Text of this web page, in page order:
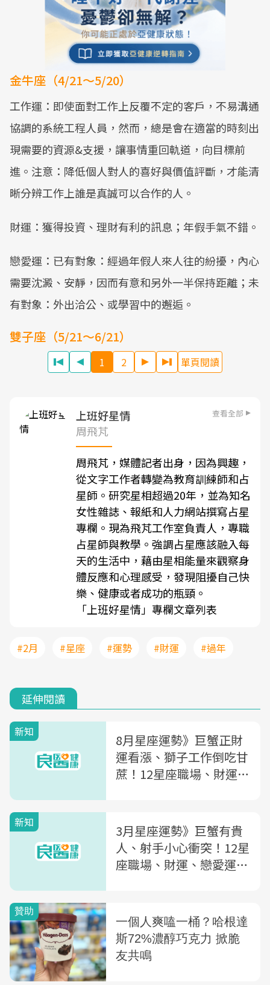
金牛座（4/21～5/20）
工作運：即使面對工作上反覆不定的客戶，不易溝通
協調的系統工程人員，然而，總是會在適當的時刻出
現需要的資源&支援，讓事情重回軌道，向目標前
進。注意：降低個人對人的喜好與價值評斷，才能清
晰分辨工作上誰是真誠可以合作的人。
財運：獲得投資、理財有利的訊息；年假手氣不錯。
戀愛運：已有對象：經過年假人來人往的紛擾，內心
需要沈澱、安靜，因而有意和另外一半保持距離；未
有對象：外出洽公、或學習中的邂逅。
雙子座（5/21～6/21）
1 2 單頁閱讀
上班好星情 查看全部
周飛芃
周飛芃，媒體記者出身，因為興趣，
從文字工作者轉變為教育訓練師和占
星師。研究星相超過20年，並為知名
女性雜誌、報紙和人力網站撰寫占星
專欄。現為飛芃工作室負責人，專職
占星師與教學。強調占星應該融入每
天的生活中，藉由星相能量來觀察身
體反應和心理感受，發現阻擾自己快
樂、健康或者成功的瓶頸。
「上班好星情」專欄文章列表
#2月 #星座 #運勢 #財運 #過年
延伸閱讀
新知
8月星座運勢》巨蟹正財
運看漲、獅子工作倒吃甘
蔗！12星座職場、財運、
新知
3月星座運勢》巨蟹有貴
人、射手小心衝突！12星
座職場、財運、戀愛運一